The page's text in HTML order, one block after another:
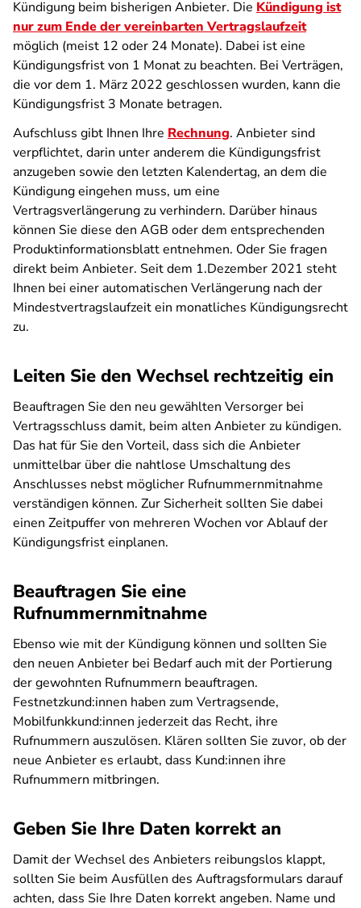
Kündigung beim bisherigen Anbieter. Die Kündigung ist
nur zum Ende der vereinbarten Vertragslaufzeit
möglich (meist 12 oder 24 Monate). Dabei ist eine
Kündigungsfrist von 1 Monat zu beachten. Bei Verträgen,
die vor dem 1. März 2022 geschlossen wurden, kann die
Kündigungsfrist 3 Monate betragen.
Aufschluss gibt Ihnen Ihre Rechnung. Anbieter sind
verpflichtet, darin unter anderem die Kündigungsfrist
anzugeben sowie den letzten Kalendertag, an dem die
Kündigung eingehen muss, um eine
Vertragsverlängerung zu verhindern. Darüber hinaus
können Sie diese den AGB oder dem entsprechenden
Produktinformationsblatt entnehmen. Oder Sie fragen
direkt beim Anbieter. Seit dem 1.Dezember 2021 steht
Ihnen bei einer automatischen Verlängerung nach der
Mindestvertragslaufzeit ein monatliches Kündigungsrecht
zu.
Leiten Sie den Wechsel rechtzeitig ein
Beauftragen Sie den neu gewählten Versorger bei
Vertragsschluss damit, beim alten Anbieter zu kündigen.
Das hat für Sie den Vorteil, dass sich die Anbieter
unmittelbar über die nahtlose Umschaltung des
Anschlusses nebst möglicher Rufnummernmitnahme
verständigen können. Zur Sicherheit sollten Sie dabei
einen Zeitpuffer von mehreren Wochen vor Ablauf der
Kündigungsfrist einplanen.
Beauftragen Sie eine
Rufnummernmitnahme
Ebenso wie mit der Kündigung können und sollten Sie
den neuen Anbieter bei Bedarf auch mit der Portierung
der gewohnten Rufnummern beauftragen.
Festnetzkund:innen haben zum Vertragsende,
Mobilfunkkund:innen jederzeit das Recht, ihre
Rufnummern auszulösen. Klären sollten Sie zuvor, ob der
neue Anbieter es erlaubt, dass Kund:innen ihre
Rufnummern mitbringen.
Geben Sie Ihre Daten korrekt an
Damit der Wechsel des Anbieters reibungslos klappt,
sollten Sie beim Ausfüllen des Auftragsformulars darauf
achten, dass Sie Ihre Daten korrekt angeben. Name und